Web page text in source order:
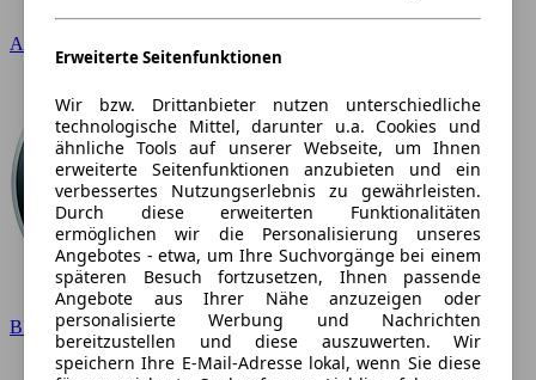
Audi
BMW
Erweiterte Seitenfunktionen
Wir bzw. Drittanbieter nutzen unterschiedliche
technologische Mittel, darunter u.a. Cookies und
ähnliche Tools auf unserer Webseite, um Ihnen
erweiterte Seitenfunktionen anzubieten und ein
verbessertes Nutzungserlebnis zu gewährleisten.
Durch diese erweiterten Funktionalitäten
ermöglichen wir die Personalisierung unseres
Angebotes - etwa, um Ihre Suchvorgänge bei einem
späteren Besuch fortzusetzen, Ihnen passende
Angebote aus Ihrer Nähe anzuzeigen oder
personalisierte Werbung und Nachrichten
bereitzustellen und diese auszuwerten. Wir
speichern Ihre E-Mail-Adresse lokal, wenn Sie diese